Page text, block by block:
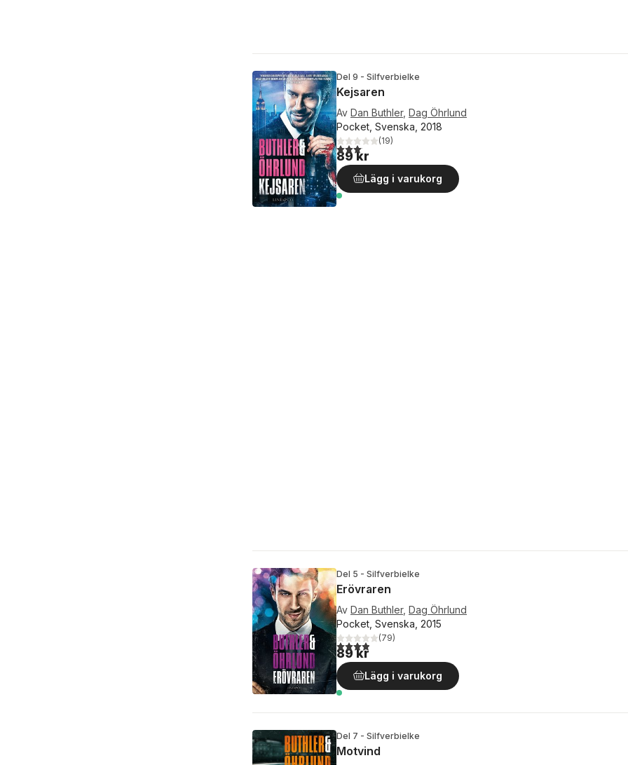
Del 9 - Silfverbielke
Kejsaren
Av Dan Buthler, Dag Öhrlund
Pocket, Svenska, 2018
3,1utav 5 stjärnor. Totalt antal röster:
(19)
89 kr
Lägg i varukorg
Del 5 - Silfverbielke
Erövraren
Av Dan Buthler, Dag Öhrlund
Pocket, Svenska, 2015
3,9utav 5 stjärnor. Totalt antal röster:
(79)
89 kr
Lägg i varukorg
Del 7 - Silfverbielke
Motvind